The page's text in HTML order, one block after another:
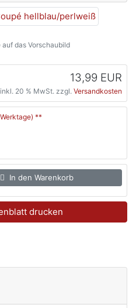
das Vorschaubild
13,99 EUR
inkl. 20 % MwSt. zzgl. Versandkosten
**
In den Warenkorb
drucken